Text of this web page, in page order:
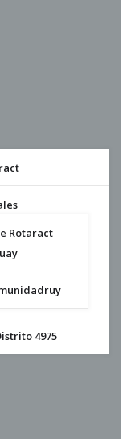
Rotaract
4975